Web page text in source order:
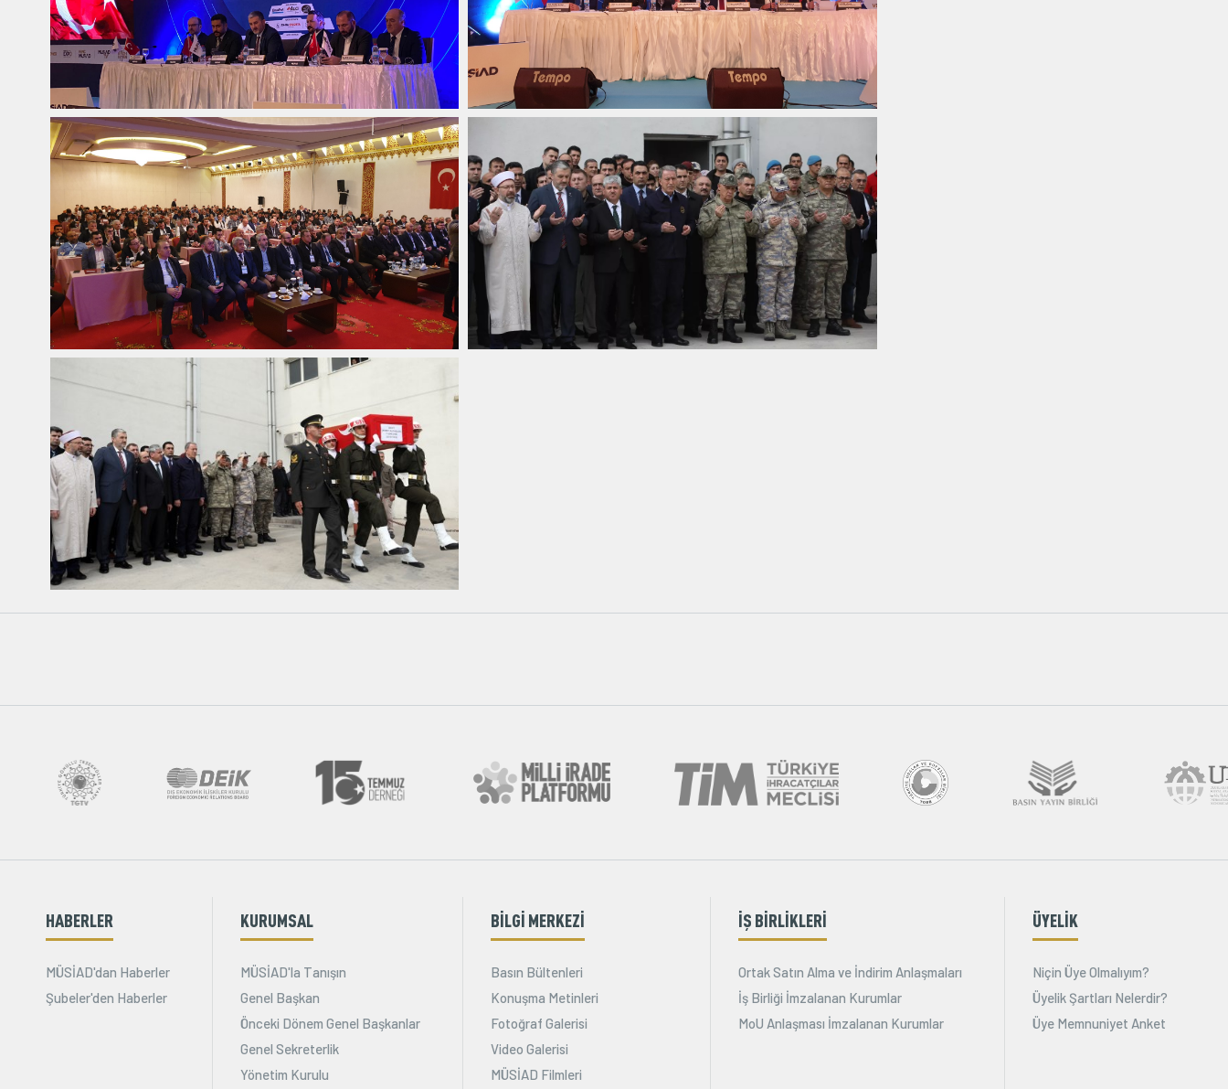
HABERLER
MÜSİAD'dan Haberler
Şubeler'den Haberler
KURUMSAL
MÜSİAD'la Tanışın
Genel Başkan
Önceki Dönem Genel Başkanlar
Genel Sekreterlik
Yönetim Kurulu
BİLGİ MERKEZİ
Basın Bültenleri
Konuşma Metinleri
Fotoğraf Galerisi
Video Galerisi
MÜSİAD Filmleri
İŞ BİRLİKLERİ
Ortak Satın Alma ve İndirim Anlaşmaları
İş Birliği İmzalanan Kurumlar
MoU Anlaşması İmzalanan Kurumlar
ÜYELİK
Niçin Üye Olmalıyım?
Üyelik Şartları Nelerdir?
Üye Memnuniyet Anket